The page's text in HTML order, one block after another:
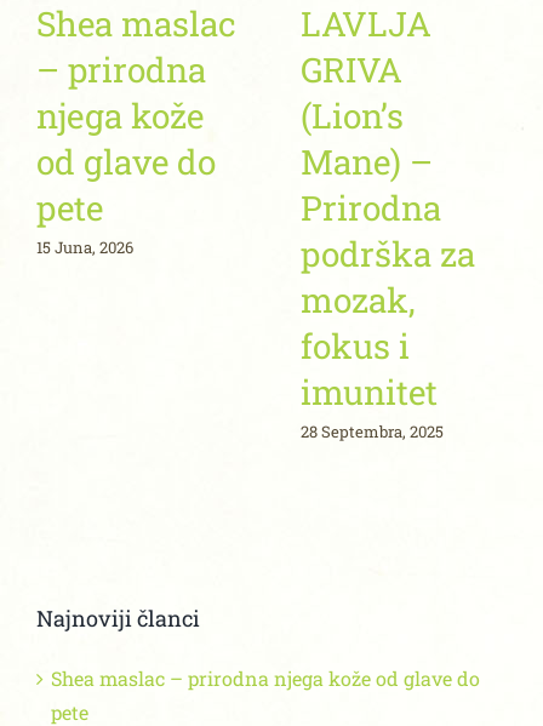
Shea maslac
– prirodna
njega kože
od glave do
pete
15 Juna, 2026
LAVLJA
GRIVA
(Lion’s
Mane) –
Prirodna
podrška za
mozak,
fokus i
imunitet
28 Septembra, 2025
Najnoviji članci
Shea maslac – prirodna njega kože od glave do
pete